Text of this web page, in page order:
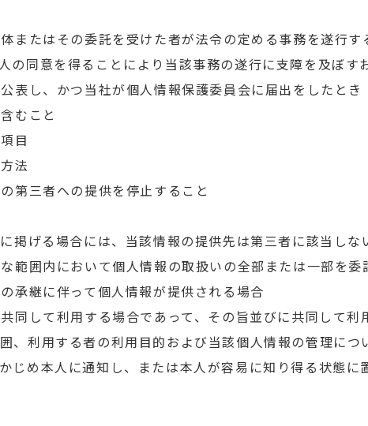
またはその委託を受けた者が法令の定める事務を遂行
の同意を得ることにより当該事務の遂行に支障を及ぼす
表し、かつ当社が個人情報保護委員会に届出をしたとき
むこと
目
法
第三者への提供を停止すること
掲げる場合には、当該情報の提供先は第三者に該当しな
範囲内において個人情報の取扱いの全部または一部を委
承継に伴って個人情報が提供される場合
同して利用する場合であって、その旨並びに共同して利
、利用する者の利用目的および当該個人情報の管理につ
じめ本人に通知し、または本人が容易に知り得る状態に